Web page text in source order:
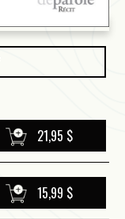
21,95 $
15,99 $